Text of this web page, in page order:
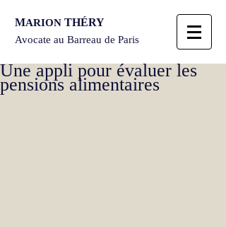
MARION THÉRY
Avocate au Barreau de Paris
Une appli pour évaluer les
pensions alimentaires